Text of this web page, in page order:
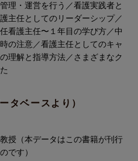
理・運営を行う
にするか
〜直感力を磨く
の実際
ルになる
示し方
プ
棟を一つの集団と考える
」と「見えない決まりごと」
理・運営を行う／看護実践者と
主任としてのリーダーシップ／
看護主任〜１年目の学び方／中
の注意／看護主任としてのキャ
理解と指導方法／さまざまなク
タベースより）
授（本データはこの書籍が刊行
です）